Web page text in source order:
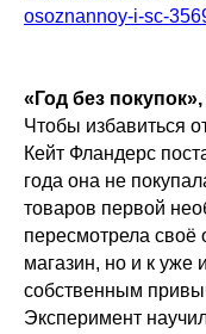
osoznannoy-i-sc-
«Год без
Чтобы избавиться
Кейт Фландерс
года она не
товаров первой
пересмотрела своё
магазин, но и к
собственным
Эксперимент